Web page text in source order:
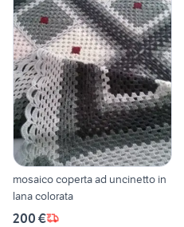
mosaico coperta ad uncinetto in
lana colorata
200 €